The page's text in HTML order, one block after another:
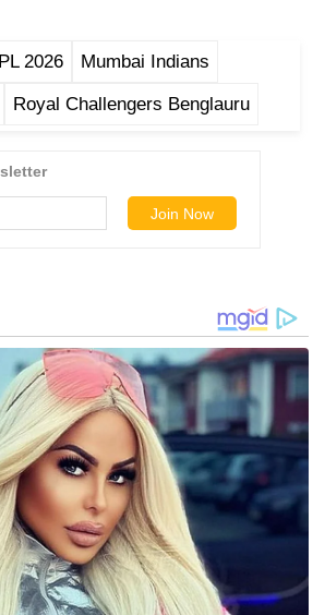
IPL 2026 Mumbai Indians
Royal Challengers Benglauru